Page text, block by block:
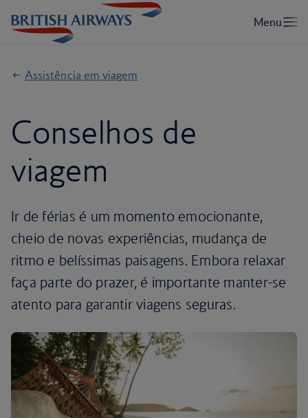
Assistência em viagem
Conselhos de
viagem
Ir de férias é um momento emocionante,
cheio de novas experiências, mudança de
ritmo e belíssimas paisagens. Embora relaxar
faça parte do prazer, é importante manter-se
atento para garantir viagens seguras.